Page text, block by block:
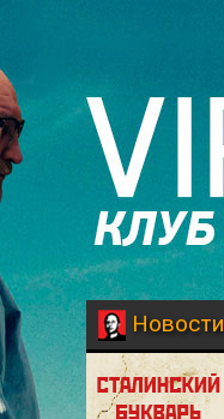
Новости